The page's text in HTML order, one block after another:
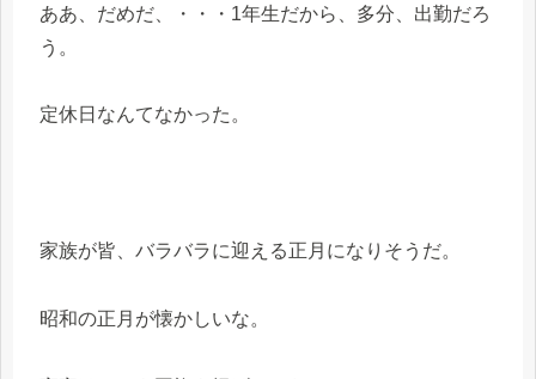
ああ、だめだ、・・・1年生だから、多分、出勤だろ
う。
定休日なんてなかった。
家族が皆、バラバラに迎える正月になりそうだ。
昭和の正月が懐かしいな。